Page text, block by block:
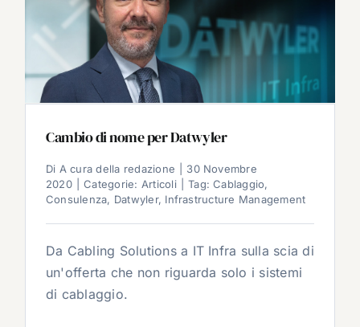
Cambio di nome per Datwyler
Di A cura della redazione
30 Novembre
2020
Categorie: Articoli Tag:Cablaggio,
Consulenza, Datwyler, Infrastructure Management
Da Cabling Solutions a IT Infra sulla scia di
un'offerta che non riguarda solo i sistemi
di cablaggio.